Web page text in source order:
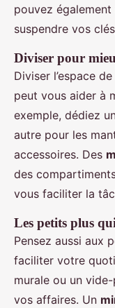
pouvez
suspendre vos
Diviser pour
Diviser l’espace
peut vous aider à
exemple, dédiez
autre pour les
accessoires. Des
des
vous faciliter la
Les petits plus
Pensez aussi aux
faciliter votre
murale ou un
vos affaires. Un